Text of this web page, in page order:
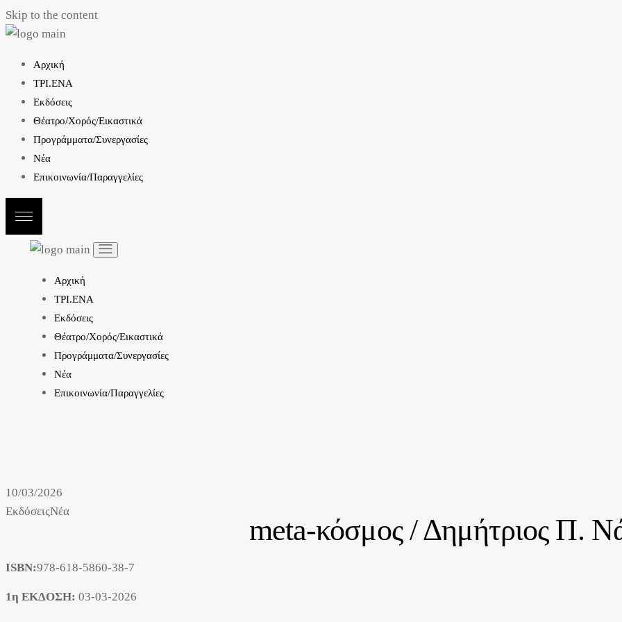
Skip to the content
Αρχική
ΤΡΙ.ΕΝΑ
Εκδόσεις
Θέατρο/Χορός/Εικαστικά
Προγράμματα/Συνεργασίες
Νέα
Επικοινωνία/Παραγγελίες
Αρχική
ΤΡΙ.ΕΝΑ
Εκδόσεις
Θέατρο/Χορός/Εικαστικά
Προγράμματα/Συνεργασίες
Νέα
Επικοινωνία/Παραγγελίες
10/03/2026
ΕκδόσειςΝέα
meta-κόσμος / Δημήτριος Π.
ISBN:978-618-5860-38-7
1η ΕΚΔΟΣΗ: 03-03-2026